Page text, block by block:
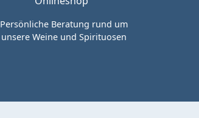
Persönliche Beratung rund um
unsere Weine und Spirituosen